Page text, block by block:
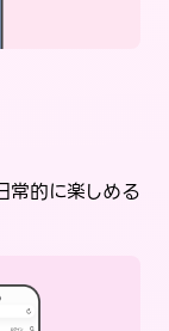
常的に楽しめる